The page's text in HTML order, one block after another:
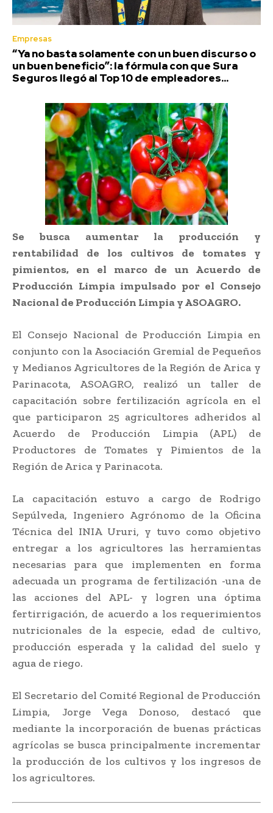
Empresas
“Ya no basta solamente con un buen discurso o
un buen beneficio”: la fórmula con que Sura
Seguros llegó al Top 10 de empleadores...
Se busca aumentar la producción y
rentabilidad de los cultivos de tomates y
pimientos, en el marco de un Acuerdo de
Producción Limpia impulsado por el Consejo
Nacional de Producción Limpia y ASOAGRO.
El Consejo Nacional de Producción Limpia en
conjunto con la Asociación Gremial de Pequeños
y Medianos Agricultores de la Región de Arica y
Parinacota, ASOAGRO, realizó un taller de
capacitación sobre fertilización agrícola en el
que participaron 25 agricultores adheridos al
Acuerdo de Producción Limpia (APL) de
Productores de Tomates y Pimientos de la
Región de Arica y Parinacota.
La capacitación estuvo a cargo de Rodrigo
Sepúlveda, Ingeniero Agrónomo de la Oficina
Técnica del INIA Ururi, y tuvo como objetivo
entregar a los agricultores las herramientas
necesarias para que implementen en forma
adecuada un programa de fertilización -una de
las acciones del APL- y logren una óptima
fertirrigación, de acuerdo a los requerimientos
nutricionales de la especie, edad de cultivo,
producción esperada y la calidad del suelo y
agua de riego.
El Secretario del Comité Regional de Producción
Limpia, Jorge Vega Donoso, destacó que
mediante la incorporación de buenas prácticas
agrícolas se busca principalmente incrementar
la producción de los cultivos y los ingresos de
los agricultores.